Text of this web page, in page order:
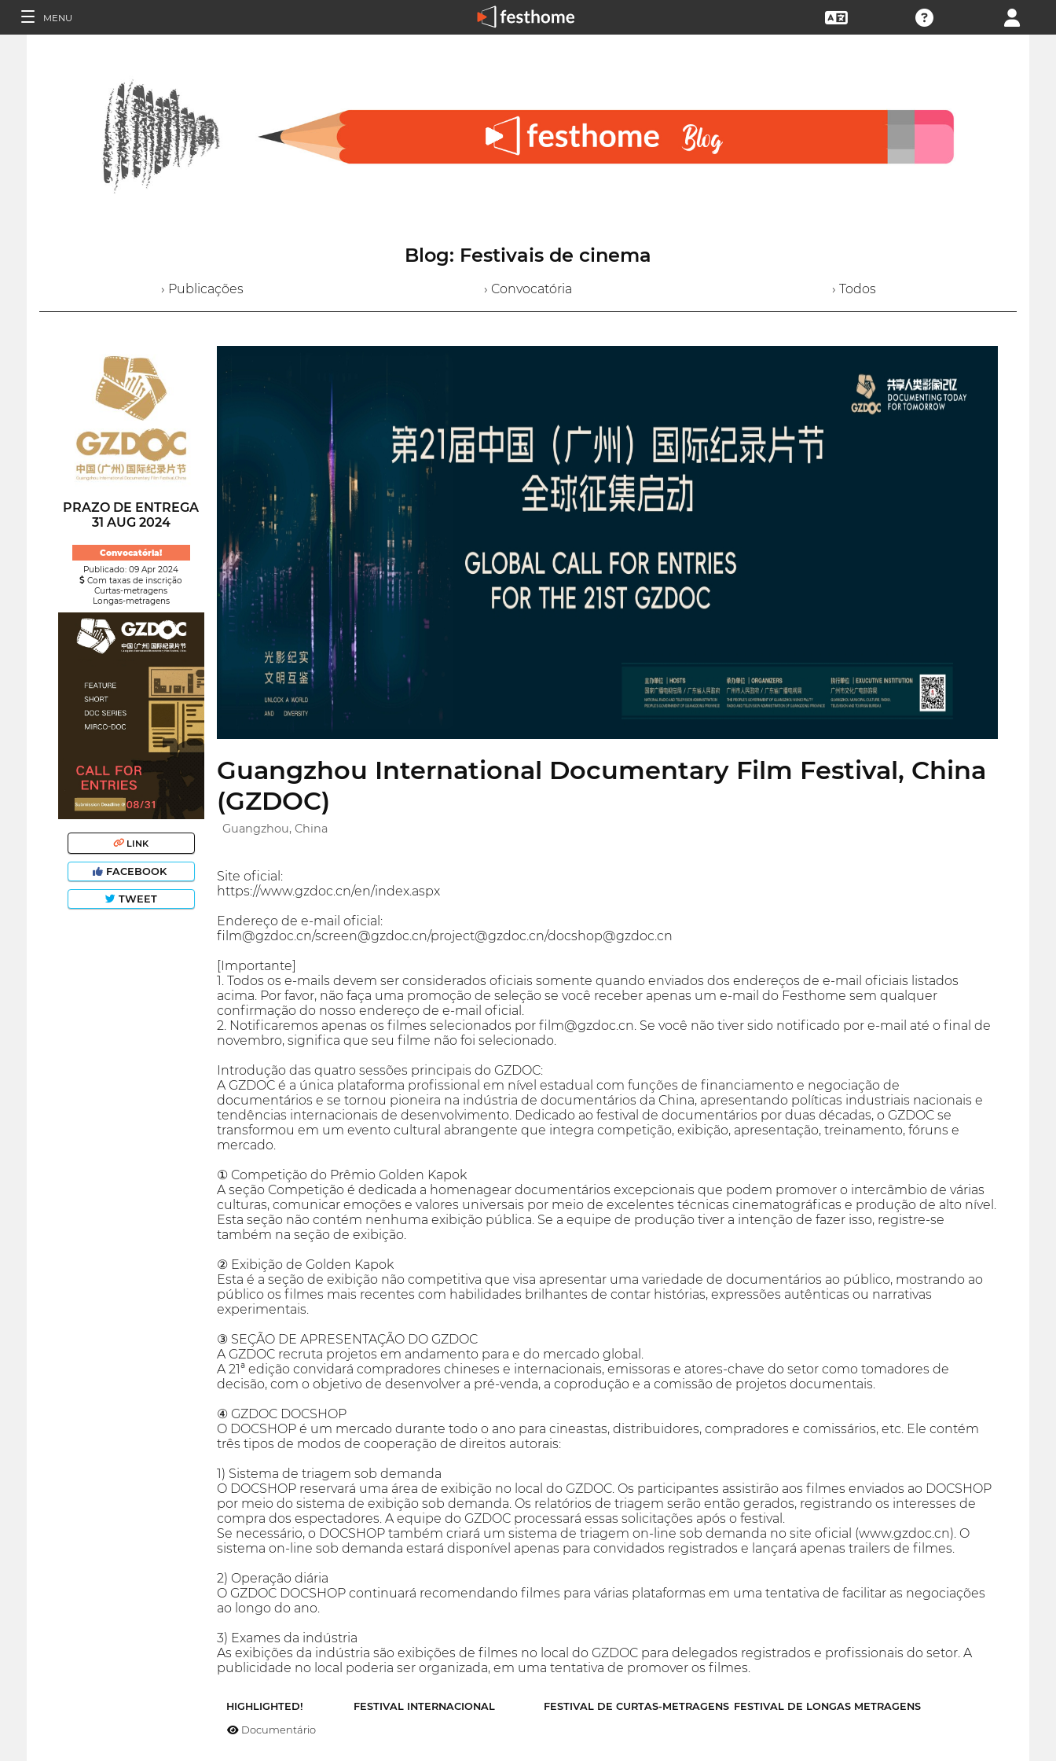
MENU
Blog: Festivais de cinema
› Publicações › Convocatória › Todos
PRAZO DE ENTREGA
31 AUG 2024
Convocatória!
Publicado: 09 Apr 2024
Com taxas de inscrição
Curtas-metragens
Longas-metragens
LINK
FACEBOOK
TWEET
Guangzhou International Documentary Film Festival, China
(GZDOC)
Guangzhou, China
Site oficial:
https://www.gzdoc.cn/en/index.aspx
Endereço de e-mail oficial:
film@gzdoc.cn/screen@gzdoc.cn/project@gzdoc.cn/docshop@gzdoc.cn
[Importante]
1. Todos os e-mails devem ser considerados oficiais somente quando enviados dos endereços de e-mail oficiais listados
acima. Por favor, não faça uma promoção de seleção se você receber apenas um e-mail do Festhome sem qualquer
confirmação do nosso endereço de e-mail oficial.
2. Notificaremos apenas os filmes selecionados por film@gzdoc.cn. Se você não tiver sido notificado por e-mail até o final de
novembro, significa que seu filme não foi selecionado.
Introdução das quatro sessões principais do GZDOC:
A GZDOC é a única plataforma profissional em nível estadual com funções de financiamento e negociação de
documentários e se tornou pioneira na indústria de documentários da China, apresentando políticas industriais nacionais e
tendências internacionais de desenvolvimento. Dedicado ao festival de documentários por duas décadas, o GZDOC se
transformou em um evento cultural abrangente que integra competição, exibição, apresentação, treinamento, fóruns e
mercado.
① Competição do Prêmio Golden Kapok
A seção Competição é dedicada a homenagear documentários excepcionais que podem promover o intercâmbio de várias
culturas, comunicar emoções e valores universais por meio de excelentes técnicas cinematográficas e produção de alto nível.
Esta seção não contém nenhuma exibição pública. Se a equipe de produção tiver a intenção de fazer isso, registre-se
também na seção de exibição.
② Exibição de Golden Kapok
Esta é a seção de exibição não competitiva que visa apresentar uma variedade de documentários ao público, mostrando ao
público os filmes mais recentes com habilidades brilhantes de contar histórias, expressões autênticas ou narrativas
experimentais.
③ SEÇÃO DE APRESENTAÇÃO DO GZDOC
A GZDOC recruta projetos em andamento para e do mercado global.
A 21ª edição convidará compradores chineses e internacionais, emissoras e atores-chave do setor como tomadores de
decisão, com o objetivo de desenvolver a pré-venda, a coprodução e a comissão de projetos documentais.
④ GZDOC DOCSHOP
O DOCSHOP é um mercado durante todo o ano para cineastas, distribuidores, compradores e comissários, etc. Ele contém
três tipos de modos de cooperação de direitos autorais:
1) Sistema de triagem sob demanda
O DOCSHOP reservará uma área de exibição no local do GZDOC. Os participantes assistirão aos filmes enviados ao DOCSHOP
por meio do sistema de exibição sob demanda. Os relatórios de triagem serão então gerados, registrando os interesses de
compra dos espectadores. A equipe do GZDOC processará essas solicitações após o festival.
Se necessário, o DOCSHOP também criará um sistema de triagem on-line sob demanda no site oficial (www.gzdoc.cn). O
sistema on-line sob demanda estará disponível apenas para convidados registrados e lançará apenas trailers de filmes.
2) Operação diária
O GZDOC DOCSHOP continuará recomendando filmes para várias plataformas em uma tentativa de facilitar as negociações
ao longo do ano.
3) Exames da indústria
As exibições da indústria são exibições de filmes no local do GZDOC para delegados registrados e profissionais do setor. A
publicidade no local poderia ser organizada, em uma tentativa de promover os filmes.
HIGHLIGHTED! FESTIVAL INTERNACIONAL FESTIVAL DE CURTAS-METRAGENS FESTIVAL DE LONGAS METRAGENS
Documentário